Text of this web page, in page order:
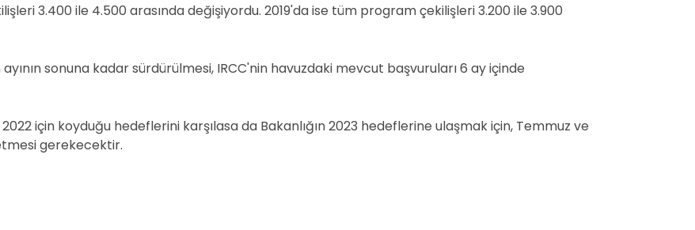
3.400 ile 4.500 arasında değişiyordu. 2019'da ise tüm program çekilişleri 3.200 ile 3.900
sonuna kadar sürdürülmesi, IRCC'nin havuzdaki mevcut başvuruları 6 ay içinde
için koyduğu hedeflerini karşılasa da Bakanlığın 2023 hedeflerine ulaşmak için, Temmuz ve
gerekecektir.